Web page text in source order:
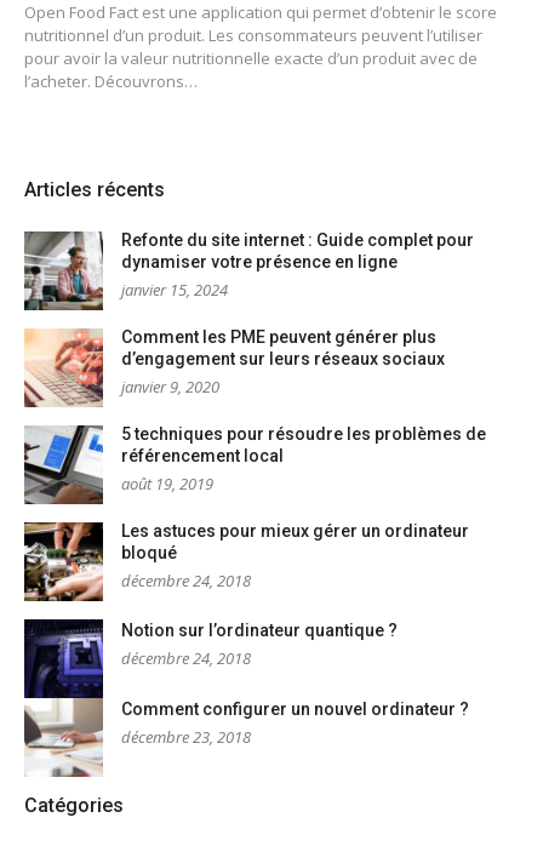
Open Food Fact est une application qui permet d’obtenir le score
nutritionnel d’un produit. Les consommateurs peuvent l’utiliser
pour avoir la valeur nutritionnelle exacte d’un produit avec de
l’acheter. Découvrons…
Articles récents
Refonte du site internet : Guide complet pour
dynamiser votre présence en ligne
janvier 15, 2024
Comment les PME peuvent générer plus
d’engagement sur leurs réseaux sociaux
janvier 9, 2020
5 techniques pour résoudre les problèmes de
référencement local
août 19, 2019
Les astuces pour mieux gérer un ordinateur
bloqué
décembre 24, 2018
Notion sur l’ordinateur quantique ?
décembre 24, 2018
Comment configurer un nouvel ordinateur ?
décembre 23, 2018
Catégories